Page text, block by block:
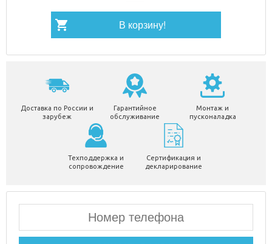
0
-1
В корзину!
Доставка по России и
зарубеж
Гарантийное
обслуживание
Монтаж и
пусконаладка
Техподдержка и
сопровождение
Сертификация и
декларирование